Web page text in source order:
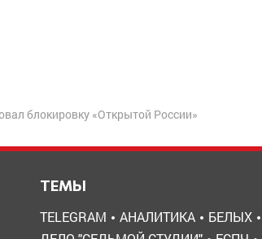
блокировку «Открытой России»
ТЕМЫ
TELEGRAM АНАЛИТИКА БЕЛЫХ